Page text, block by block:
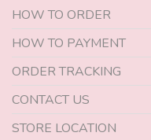
HOW TO ORDER
HOW TO PAYMENT
ORDER TRACKING
CONTACT US
STORE LOCATION